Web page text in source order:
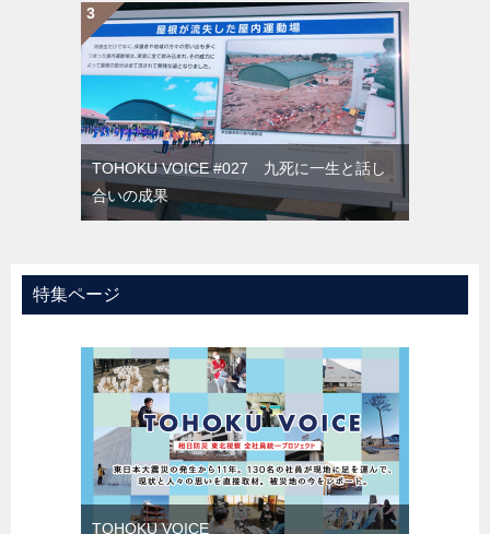
TOHOKU VOICE #027 九死に一生と話し
合いの成果
特集ページ
TOHOKU VOICE